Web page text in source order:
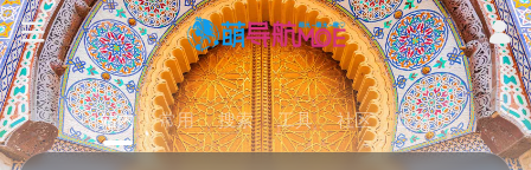
站内 常用 搜索 工具 社区 生活